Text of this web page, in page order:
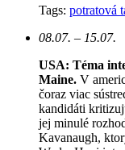
Tags: potratová
08.07. – 15.07.
USA: Téma
Maine. V
čoraz viac
kandidáti
jej minulé
Kavanaugh,